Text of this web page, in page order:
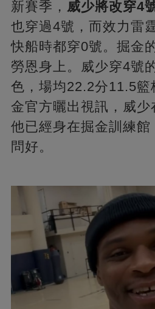
新賽季， 威少將改穿4
也穿過4號，而效力雷
快船時都穿0號。掘金
勞恩身上。威少穿4號
色，場均22.2分11.5籃
金官方曬出視訊，威少
他已經身在掘金訓練館
問好。